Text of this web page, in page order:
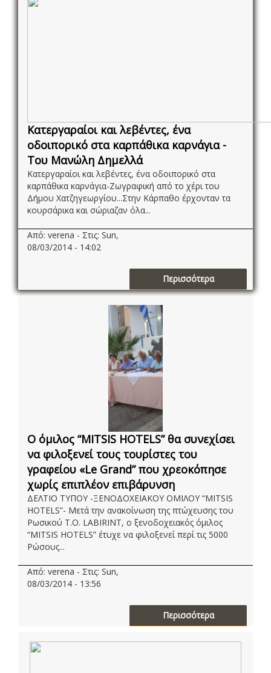
Κατεργαραίοι και λεβέντες, ένα
οδοιπορικό στα καρπάθικα καρνάγια -
Του Μανώλη Δημελλά
Κατεργαραίοι και λεβέντες, ένα οδοιπορικό στα
καρπάθικα καρνάγια-Ζωγραφική από το χέρι του
Δήμου Χατζηγεωργίου...Στην Κάρπαθο έρχονταν τα
κουρσάρικα και σώριαζαν όλα...
Από: verena - Στις: Sun,
08/03/2014 - 14:02
Περισσότερα
O όμιλος “MITSIS HOTELS” θα συνεχίσει
να φιλοξενεί τους τουρίστες του
γραφείου «Le Grand” που χρεοκόπησε
χωρίς επιπλέον επιβάρυνση
ΔΕΛΤΙΟ ΤΥΠΟΥ -ΞΕΝΟΔΟΧΕΙΑΚΟΥ ΟΜΙΛΟΥ “MITSIS
HOTELS”- Μετά την ανακοίνωση της πτώχευσης του
Ρωσικού T.O. LABIRINT, ο ξενοδοχειακός όμιλος
“MITSIS HOTELS” έτυχε να φιλοξενεί περί τις 5000
Ρώσους...
Από: verena - Στις: Sun,
08/03/2014 - 13:56
Περισσότερα